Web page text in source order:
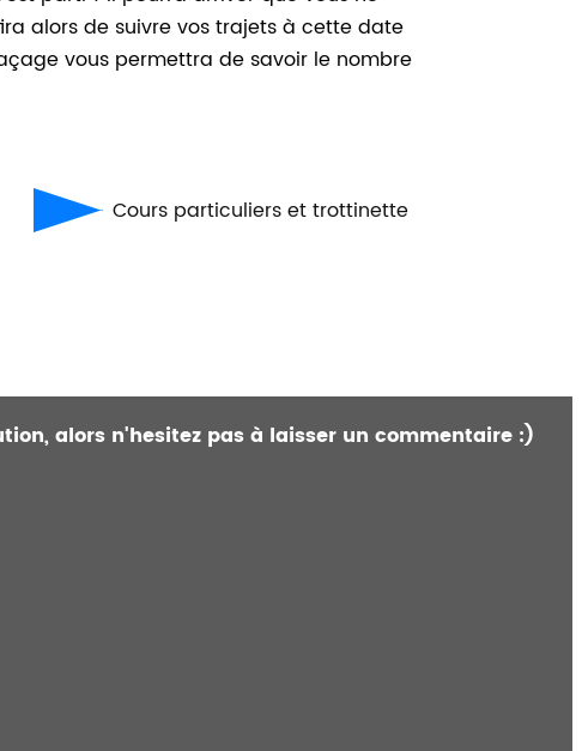
alors de suivre vos trajets à cette date
vous permettra de savoir le nombre
Cours particuliers et trottinette
alors n'hesitez pas à laisser un commentaire :)